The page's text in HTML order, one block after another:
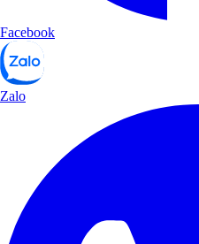
Facebook
Zalo